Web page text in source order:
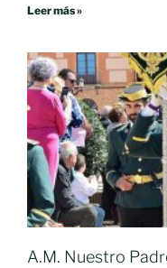
Leer más »
A.M. Nuestro